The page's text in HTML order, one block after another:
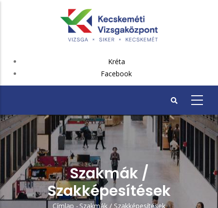
FEJLÉC
Kréta
Facebook
Szakmák /
Szakképesítések
Címlap - Szakmák / Szakképesítések